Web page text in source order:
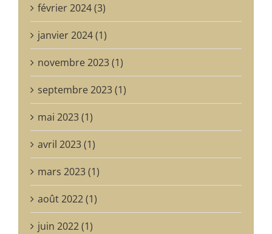
février 2024 (3)
janvier 2024 (1)
novembre 2023 (1)
septembre 2023 (1)
mai 2023 (1)
avril 2023 (1)
mars 2023 (1)
août 2022 (1)
juin 2022 (1)